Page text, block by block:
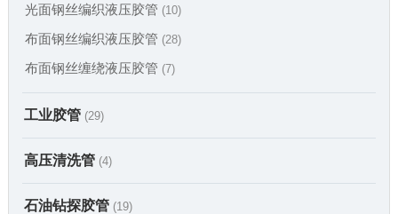
光面钢丝编织液压胶管 (10)
布面钢丝编织液压胶管 (28)
布面钢丝缠绕液压胶管 (7)
工业胶管 (29)
高压清洗管 (4)
石油钻探胶管 (19)